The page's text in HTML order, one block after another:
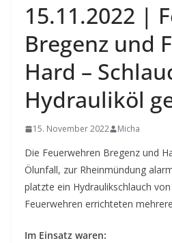
15.11.2022 |
Bregenz und
Hard –
Hydrauliköl
15. November 2022 Micha
Die Feuerwehren Bregenz und
Ölunfall, zur Rheinmündung
platzte ein Hydraulikschlauch
Feuerwehren errichteten
Im Einsatz waren: